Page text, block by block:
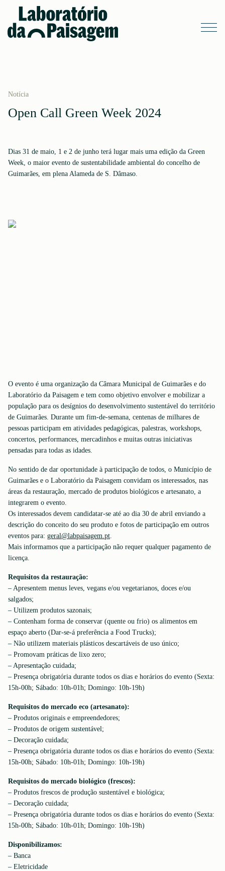
Notícia
Open Call Green Week 2024
Dias 31 de maio, 1 e 2 de junho terá lugar mais uma edição da Green
Week, o maior evento de sustentabilidade ambiental do concelho de
Guimarães, em plena Alameda de S. Dâmaso.
O evento é uma organização da Câmara Municipal de Guimarães e do
Laboratório da Paisagem e tem como objetivo envolver e mobilizar a
população para os desígnios do desenvolvimento sustentável do território
de Guimarães. Durante um fim-de-semana, centenas de milhares de
pessoas participam em atividades pedagógicas, palestras, workshops,
concertos, performances, mercadinhos e muitas outras iniciativas
pensadas para todas as idades.
No sentido de dar oportunidade à participação de todos, o Município de
Guimarães e o Laboratório da Paisagem convidam os interessados, nas
áreas da restauração, mercado de produtos biológicos e artesanato, a
integrarem o evento.
Os interessados devem candidatar-se até ao dia 30 de abril enviando a
descrição do conceito do seu produto e fotos de participação em outros
eventos para: geral@labpaisagem.pt.
Mais informamos que a participação não requer qualquer pagamento de
licença.
Requisitos da restauração:
– Apresentem menus leves, vegans e/ou vegetarianos, doces e/ou
salgados;
– Utilizem produtos sazonais;
– Contenham forma de conservar (quente ou frio) os alimentos em
espaço aberto (Dar-se-á preferência a Food Trucks);
– Não utilizem materiais plásticos descartáveis de uso único;
– Promovam práticas de lixo zero;
– Apresentação cuidada;
– Presença obrigatória durante todos os dias e horários do evento (Sexta:
15h-00h; Sábado: 10h-01h; Domingo: 10h-19h)
Requisitos do mercado eco (artesanato):
– Produtos originais e empreendedores;
– Produtos de origem sustentável;
– Decoração cuidada;
– Presença obrigatória durante todos os dias e horários do evento (Sexta:
15h-00h; Sábado: 10h-01h; Domingo: 10h-19h)
Requisitos do mercado biológico (frescos):
– Produtos frescos de produção sustentável e biológica;
– Decoração cuidada;
– Presença obrigatória durante todos os dias e horários do evento (Sexta:
15h-00h; Sábado: 10h-01h; Domingo: 10h-19h)
Disponibilizamos:
– Banca
– Eletricidade